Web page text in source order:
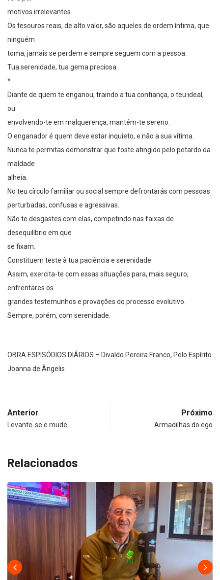
motivos irrelevantes.
Os tesouros reais, de alto valor, são aqueles de ordem íntima, que
ninguém
toma, jamais se perdem e sempre seguem com a pessoa.
Tua serenidade, tua gema preciosa.
*
Diante de quem te enganou, traindo a tua confiança, o teu ideal,
ou
envolvendo-te em malquerença, mantém-te sereno.
O enganador é quem deve estar inquieto, e não a sua vítima.
Nunca te permitas demonstrar que foste atingido pelo petardo da
maldade
alheia.
No teu círculo familiar ou social sempre defrontarás com pessoas
perturbadas, confusas e agressivas.
Não te desgastes com elas, competindo nas faixas de
desequilíbrio em que
se fixam.
Constituem teste à tua paciência e serenidade.
Assim, exercita-te com essas situações para, mais seguro,
enfrentares os
grandes testemunhos e provações do processo evolutivo.
Sempre, porém, com serenidade.
OBRA ESPISÓDIOS DIÁRIOS – Divaldo Pereira Franco, Pelo Espírito
Joanna de Ângelis
Anterior
Levante-se e mude
Próximo
Armadilhas do ego
Relacionados